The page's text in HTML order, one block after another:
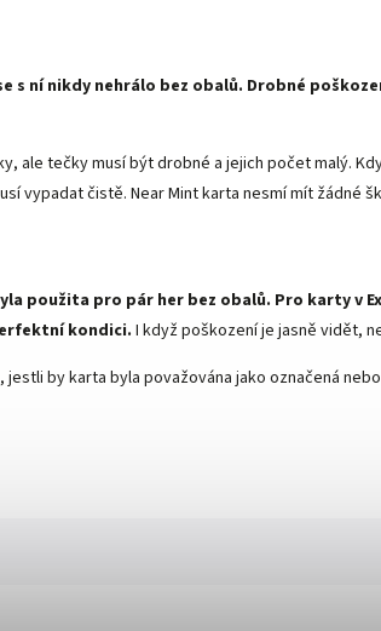
s ní nikdy nehrálo bez obalů. Drobné
ale tečky musí být drobné a jejich počet malý.
vypadat čistě. Near Mint karta nesmí mít žádné
použita pro pár her bez obalů. Pro karty v
kondici. I když poškození je jasně vidět,
by karta byla považována jako označená